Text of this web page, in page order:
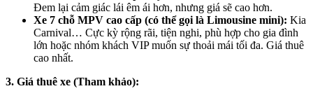
Đem lại cảm giác lái êm ái hơn, nhưng giá sẽ cao hơn.
Xe 7 chỗ MPV cao cấp (có thể gọi là Limousine mini): Kia
Carnival… Cực kỳ rộng rãi, tiện nghi, phù hợp cho gia đình
lớn hoặc nhóm khách VIP muốn sự thoải mái tối đa. Giá thuê
cao nhất.
3. Giá thuê xe (Tham khảo):